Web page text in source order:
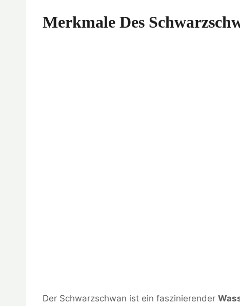
Merkmale Des
Der Schwarzschwan ist ein faszinierender